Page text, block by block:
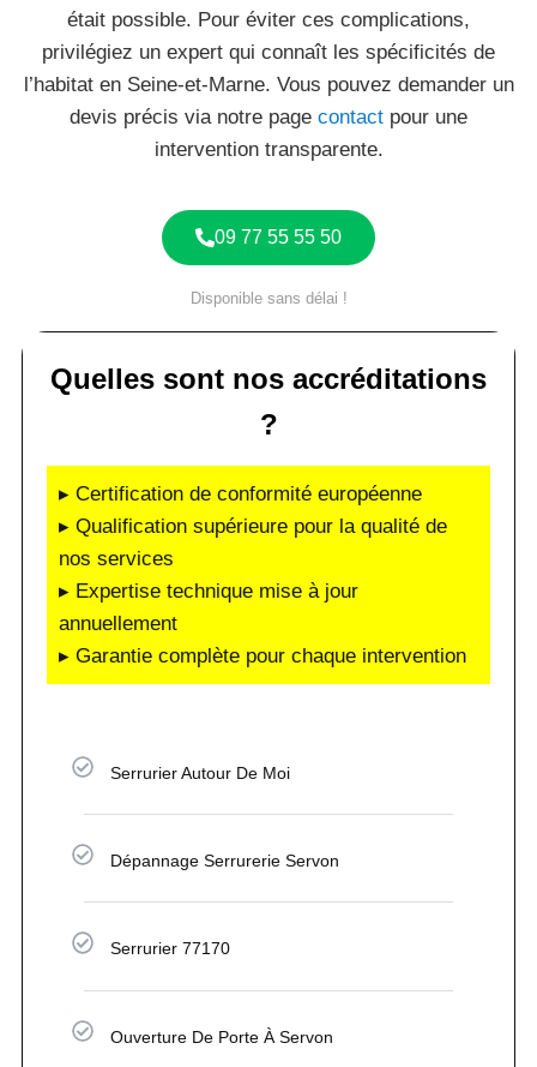
était possible. Pour éviter ces complications,
privilégiez un expert qui connaît les spécificités de
l’habitat en Seine-et-Marne. Vous pouvez demander un
devis précis via notre page contact pour une
intervention transparente.
09 77 55 55 50
Disponible sans délai !
Quelles sont nos accréditations
?
▸ Certification de conformité européenne
▸ Qualification supérieure pour la qualité de
nos services
▸ Expertise technique mise à jour
annuellement
▸ Garantie complète pour chaque intervention
Serrurier Autour De Moi
Dépannage Serrurerie Servon
Serrurier 77170
Ouverture De Porte À Servon